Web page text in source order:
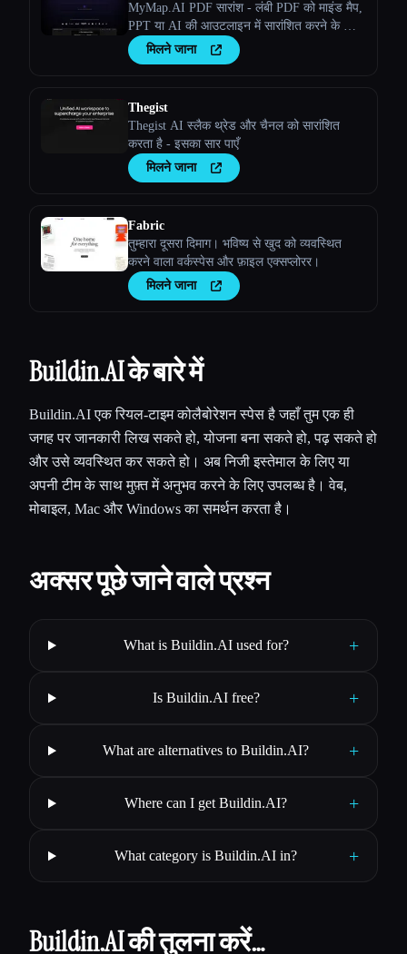
MyMap.AI PDF सारांश - लंबी PDF को माइंड मैप,
PPT या AI की आउटलाइन में सारांशित करने के लिए
घंटों बचाएं।
मिलने जाना
Thegist
Thegist AI स्लैक थ्रेड और चैनल को सारांशित
करता है - इसका सार पाएँ
मिलने जाना
Fabric
तुम्हारा दूसरा दिमाग। भविष्य से खुद को व्यवस्थित
करने वाला वर्कस्पेस और फ़ाइल एक्सप्लोरर।
मिलने जाना
Buildin.AI के बारे में
Buildin.AI एक रियल-टाइम कोलैबोरेशन स्पेस है जहाँ तुम एक ही
जगह पर जानकारी लिख सकते हो, योजना बना सकते हो, पढ़ सकते हो
और उसे व्यवस्थित कर सकते हो। अब निजी इस्तेमाल के लिए या
अपनी टीम के साथ मुफ़्त में अनुभव करने के लिए उपलब्ध है। वेब,
मोबाइल, Mac और Windows का समर्थन करता है।
अक्सर पूछे जाने वाले प्रश्न
What is Buildin.AI used for? +
Is Buildin.AI free? +
What are alternatives to Buildin.AI? +
Where can I get Buildin.AI? +
What category is Buildin.AI in? +
Buildin.AI की तुलना करें…